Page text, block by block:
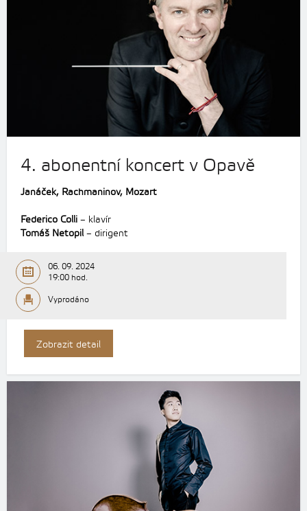
4. abonentní koncert v Opavě
Janáček, Rachmaninov, Mozart
Federico Colli – klavír
Tomáš Netopil – dirigent
06. 09. 2024
19:00 hod.
Vyprodáno
Zobrazit detail